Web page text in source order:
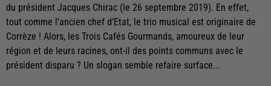
du président Jacques Chirac (le 26 septembre 2019). En effet,
tout comme l'ancien chef d'Etat, le trio musical est originaire de
Corrèze ! Alors, les Trois Cafés Gourmands, amoureux de leur
région et de leurs racines, ont-il des points communs avec le
président disparu ? Un slogan semble refaire surface...